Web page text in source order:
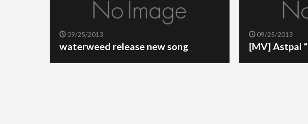
09/25/2013
waterweed release new song
09/25/2013
[MV] Astpai